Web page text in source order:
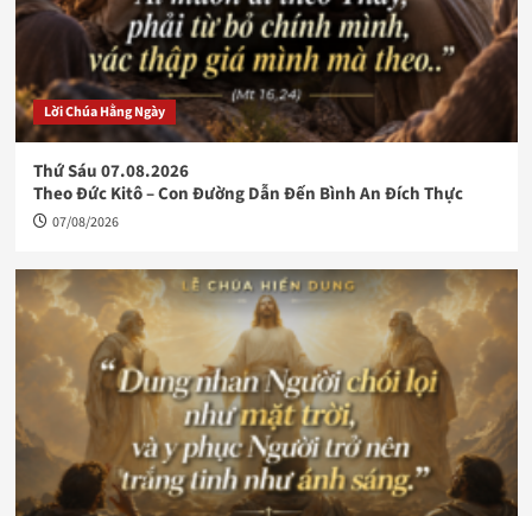
Lời Chúa Hằng Ngày
Thứ Sáu 07.08.2026
Theo Đức Kitô – Con Đường Dẫn Đến Bình An Đích Thực
07/08/2026